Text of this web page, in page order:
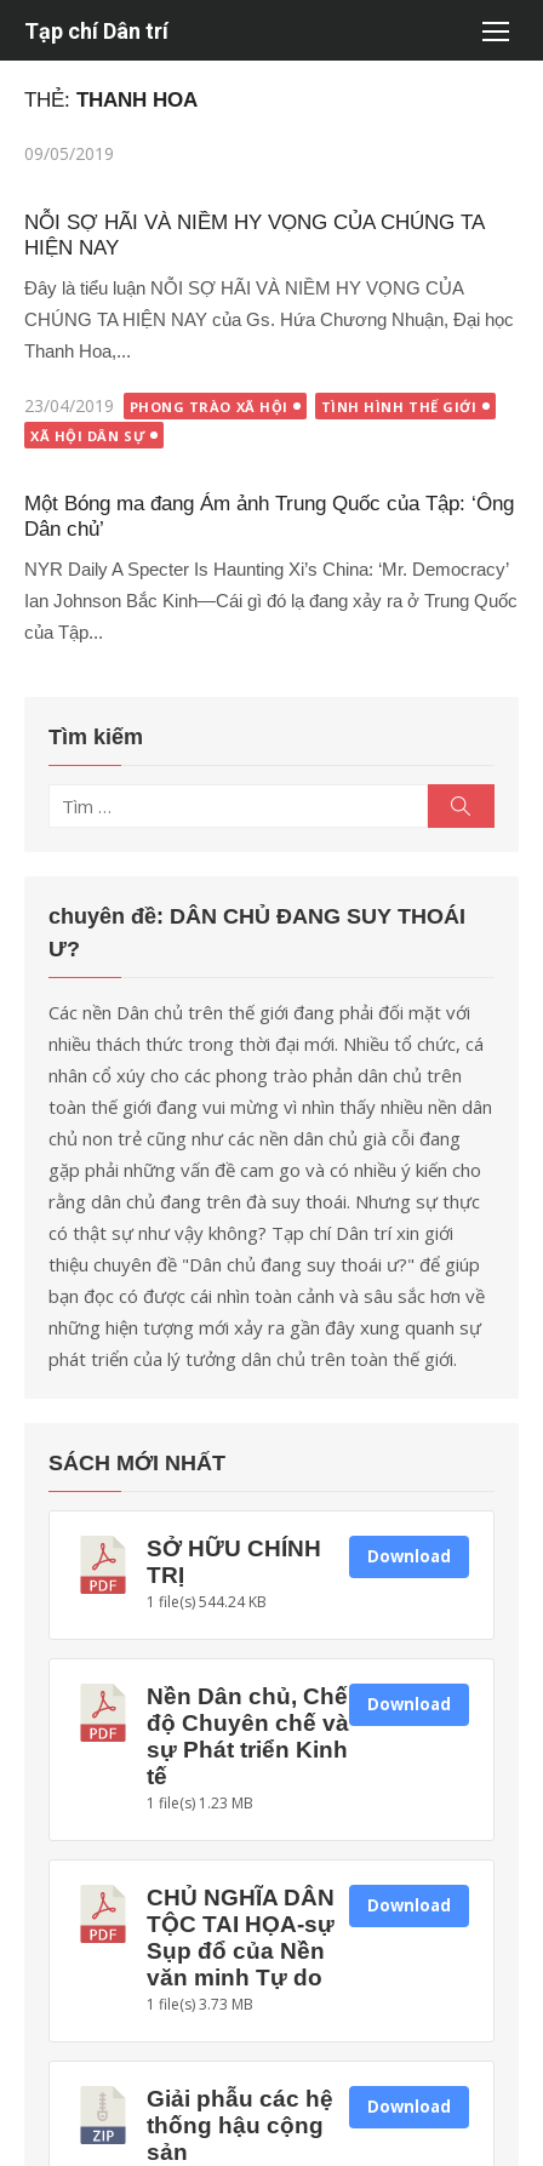
dung
Tạp chí Dân trí
THẺ: THANH HOA
Đăng
09/05/2019
NỖI SỢ HÃI VÀ NIỀM HY VỌNG CỦA CHÚNG TA
HIỆN NAY
Đây là tiểu luận NỖI SỢ HÃI VÀ NIỀM HY VỌNG CỦA
CHÚNG TA HIỆN NAY của Gs. Hứa Chương Nhuận, Đại học
Thanh Hoa,...
Đăng
vào
23/04/2019 PHONG TRÀO XÃ HỘI
TÌNH HÌNH THẾ GIỚI
XÃ HỘI DÂN SỰ
Một Bóng ma đang Ám ảnh Trung Quốc của Tập: ‘Ông
Dân chủ’
NYR Daily A Specter Is Haunting Xi’s China: ‘Mr. Democracy’
Ian Johnson Bắc Kinh—Cái gì đó lạ đang xảy ra ở Trung Quốc
của Tập...
Tìm kiếm
Tìm
kiếm
chuyên đề: DÂN CHỦ ĐANG SUY THOÁI
Ư?
Các nền Dân chủ trên thế giới đang phải đối mặt với
nhiều thách thức trong thời đại mới. Nhiều tổ chức, cá
nhân cổ xúy cho các phong trào phản dân chủ trên
toàn thế giới đang vui mừng vì nhìn thấy nhiều nền dân
chủ non trẻ cũng như các nền dân chủ già cỗi đang
gặp phải những vấn đề cam go và có nhiều ý kiến cho
rằng dân chủ đang trên đà suy thoái. Nhưng sự thực
có thật sự như vậy không? Tạp chí Dân trí xin giới
thiệu chuyên đề "Dân chủ đang suy thoái ư?" để giúp
bạn đọc có được cái nhìn toàn cảnh và sâu sắc hơn về
những hiện tượng mới xảy ra gần đây xung quanh sự
phát triển của lý tưởng dân chủ trên toàn thế giới.
SÁCH MỚI NHẤT
SỞ HỮU CHÍNH
TRỊ
1 file(s)544.24 KB
Download
Nền Dân chủ, Chế
độ Chuyên chế và
sự Phát triển Kinh
tế
1 file(s) 1.23 MB
Download
CHỦ NGHĨA DÂN
TỘC TAI HỌA-sự
Sụp đổ của Nền
văn minh Tự do
1 file(s)3.73 MB
Download
Giải phẫu các hệ
thống hậu cộng
sản
Download